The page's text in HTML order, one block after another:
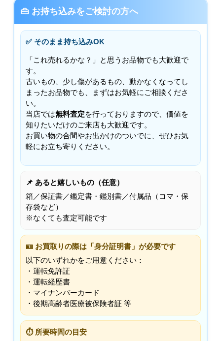
👜 お持ち込みをご検討の方へ
✅ そのまま持ち込みOK
「これ売れるかな？」と思うお品物でも大歓迎で
す。
古いもの、少し傷があるもの、動かなくなってし
まったお品物でも、まずはお気軽にご相談くださ
い。
当店では無料査定を行っておりますので、価値を
知りたいだけのご来店も大歓迎です。
お買い物の合間やお出かけのついでに、ぜひお気
軽にお立ち寄りください。
📌 あると嬉しいもの（任意）
箱／保証書／鑑定書・鑑別書／付属品（コマ・保
存袋など）
※なくても査定可能です
🪪 お買取りの際は「身分証明書」が必要です
以下のいずれかをご用意ください：
・運転免許証
・運転経歴書
・マイナンバーカード
・後期高齢者医療被保険者証 等
⏱ 所要時間の目安